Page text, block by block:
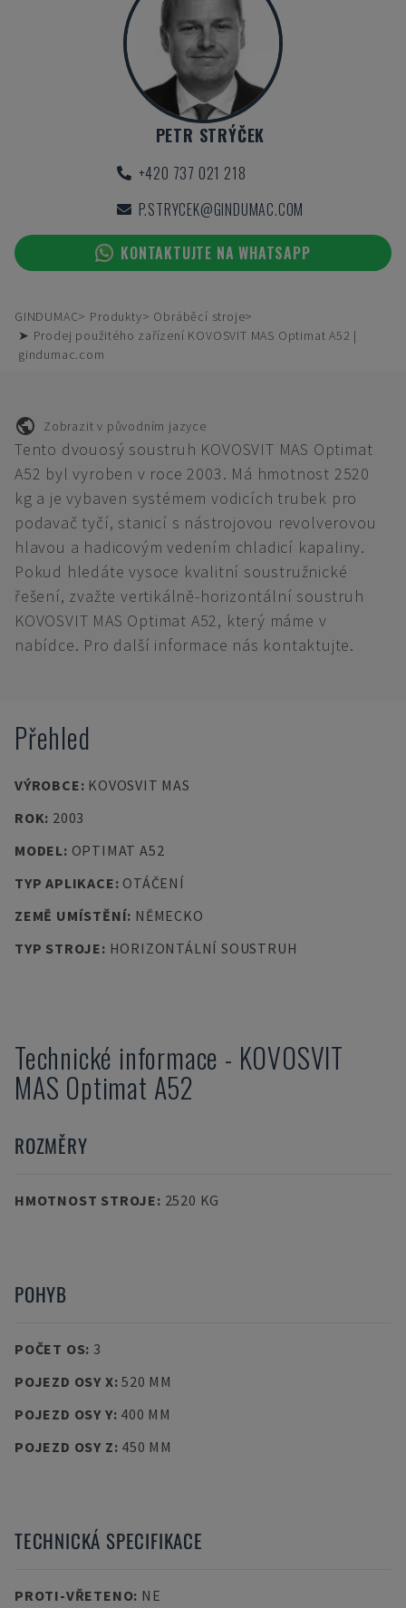
PETR STRÝČEK
+420 737 021 218
P.STRYCEK@GINDUMAC.COM
KONTAKTUJTE NA WHATSAPP
GINDUMAC Produkty
Obráběcí stroje
➤ Prodej použitého zařízení KOVOSVIT MAS Optimat A52 |
gindumac.com
Zobrazit v původním jazyce
Tento dvouosý soustruh KOVOSVIT MAS Optimat
A52 byl vyroben v roce 2003. Má hmotnost 2520
kg a je vybaven systémem vodicích trubek pro
podavač tyčí, stanicí s nástrojovou revolverovou
hlavou a hadicovým vedením chladicí kapaliny.
Pokud hledáte vysoce kvalitní soustružnické
řešení, zvažte vertikálně-horizontální soustruh
KOVOSVIT MAS Optimat A52, který máme v
nabídce. Pro další informace nás kontaktujte.
Přehled
VÝROBCE: KOVOSVIT MAS
ROK: 2003
MODEL: OPTIMAT A52
TYP APLIKACE: OTÁČENÍ
ZEMĚ UMÍSTĚNÍ: NĚMECKO
TYP STROJE: HORIZONTÁLNÍ SOUSTRUH
Technické informace - KOVOSVIT
MAS Optimat A52
ROZMĚRY
HMOTNOST STROJE: 2520 KG
POHYB
POČET OS: 3
POJEZD OSY X:520 MM
POJEZD OSY Y: 400 MM
POJEZD OSY Z: 450 MM
TECHNICKÁ SPECIFIKACE
PROTI-VŘETENO: NE